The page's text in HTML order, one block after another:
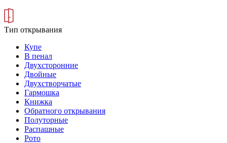
Тип открывания
Купе
В пенал
Двухсторонние
Двойные
Двухстворчатые
Гармошка
Книжка
Обратного открывания
Полуторные
Распашные
Рото